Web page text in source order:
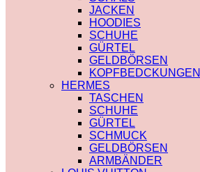
GUCCI
LOUIS VUITTON
SAINT LAURENT
BURBERRY
FENDI
GUCCI
LOUIS VUITTON
MIU MIU
PRADA
SAINT LAURENT
JACKEN
HOODIES
SCHUHE
GÜRTEL
GELDBÖRSEN
KOPFBEDCKUNGEN
HERMES
TASCHEN
SCHUHE
GÜRTEL
SCHMUCK
GELDBÖRSEN
ARMBÄNDER